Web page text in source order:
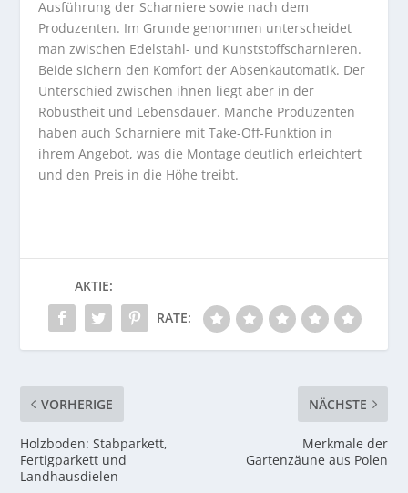
Ausführung der Scharniere sowie nach dem
Produzenten. Im Grunde genommen unterscheidet
man zwischen Edelstahl- und Kunststoffscharnieren.
Beide sichern den Komfort der Absenkautomatik. Der
Unterschied zwischen ihnen liegt aber in der
Robustheit und Lebensdauer. Manche Produzenten
haben auch Scharniere mit Take-Off-Funktion in
ihrem Angebot, was die Montage deutlich erleichtert
und den Preis in die Höhe treibt.
AKTIE:
RATE:
VORHERIGE
Holzboden: Stabparkett,
Fertigparkett und
Landhausdielen
NÄCHSTE
Merkmale der
Gartenzäune aus Polen